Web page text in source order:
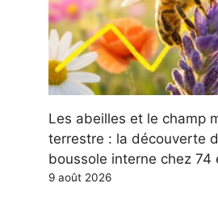
Les abeilles et le champ
terrestre : la découverte
boussole interne chez 74
9 août 2026